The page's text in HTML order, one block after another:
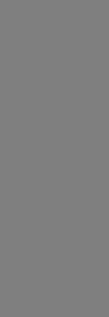
SP
SP
SP
SP
SP
SP
SP
SP
SP
SP
SP